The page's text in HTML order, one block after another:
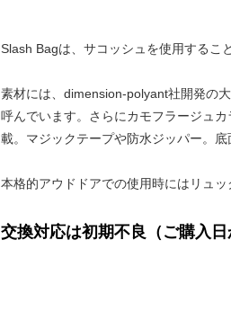
Slash Bagは、サコッシュを使用するこ
素材には、dimension-polyant社開発の
呼んでいます。さらにカモフラージュ
載。マジックテープや防水ジッパー。
本格的アウドドアでの使用時にはリュ
交換対応は初期不良（ご購入